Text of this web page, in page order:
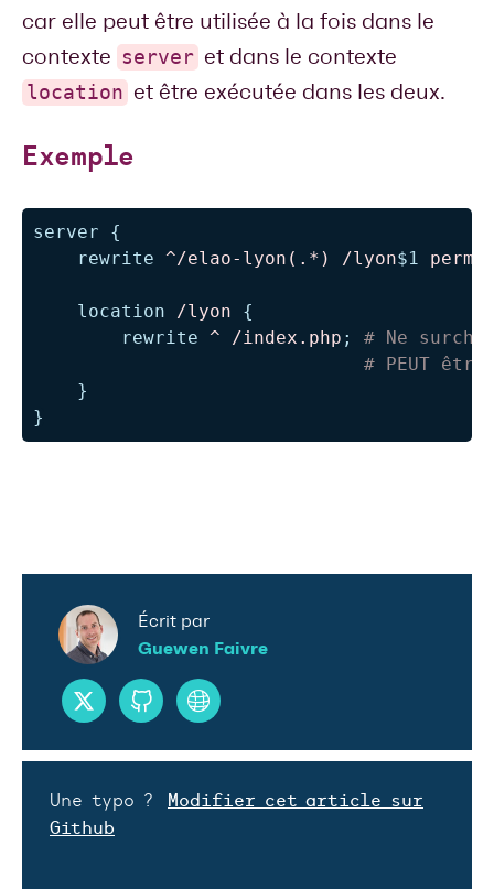
car elle peut être utilisée à la fois dans le
contexte server et dans le contexte
location et être exécutée dans les deux.
Exemple
server
{
rewrite ^/elao-lyon(.*) /lyon$1
location /lyon
{
rewrite ^ /index.php ;
# Ne
# PEUT
}
}
Écrit par
Guewen Faivre
Une typo ?
Modifier cet article sur
Github